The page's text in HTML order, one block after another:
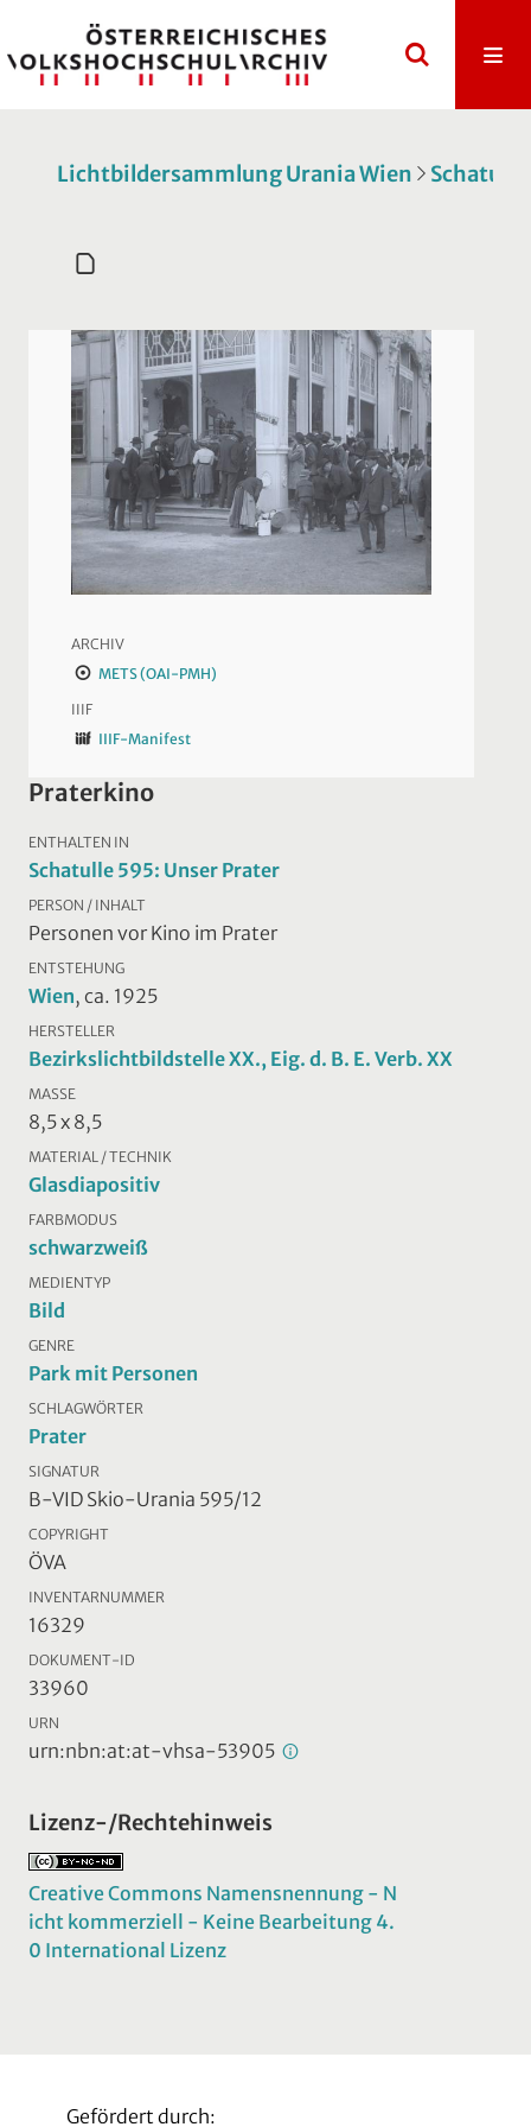
Lichtbildersammlung Urania Wien
ARCHIV
METS (OAI-PMH)
IIIF
IIIF-Manifest
Praterkino
ENTHALTEN IN
Schatulle 595: Unser Prater
PERSON / INHALT
Personen vor Kino im Prater
ENTSTEHUNG
Wien, ca. 1925
HERSTELLER
Bezirkslichtbildstelle XX., Eig. d. B. E. Verb. XX
MASSE
8,5 x 8,5
MATERIAL / TECHNIK
Glasdiapositiv
FARBMODUS
schwarzweiß
MEDIENTYP
Bild
GENRE
Park mit Personen
SCHLAGWÖRTER
Prater
SIGNATUR
B-VID Skio-Urania 595/12
COPYRIGHT
ÖVA
INVENTARNUMMER
16329
DOKUMENT-ID
33960
URN
urn:nbn:at:at-vhsa-53905
Lizenz-/Rechtehinweis
Creative Commons Namensnennung - N
icht kommerziell - Keine Bearbeitung 4.
0 International Lizenz
Gefördert durch: